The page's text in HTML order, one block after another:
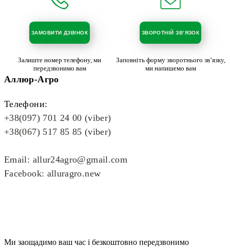
ЗАМОВИТИ ДЗВІНОК
Залиште номер телефону, ми
передзвонимо вам
ЗВОРОТНІЙ ЗВ’ЯЗОК
Заповніть форму зворотнього зв’язку,
ми напишемо вам
Аллюр-Агро
Телефони:
+38(097) 701 24 00 (viber)
+38(067) 517 85 85 (viber)
Email: allur24agro@gmail.com
Facebook: alluragro.new
Ми заощадимо ваш час і безкоштовно передзвонимо